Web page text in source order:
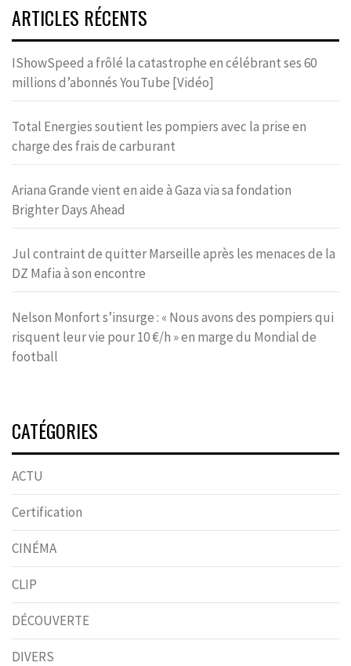
ARTICLES RÉCENTS
IShowSpeed a frôlé la catastrophe en célébrant ses 60
millions d’abonnés YouTube [Vidéo]
Total Energies soutient les pompiers avec la prise en
charge des frais de carburant
Ariana Grande vient en aide à Gaza via sa fondation
Brighter Days Ahead
Jul contraint de quitter Marseille après les menaces de la
DZ Mafia à son encontre
Nelson Monfort s’insurge : « Nous avons des pompiers qui
risquent leur vie pour 10 €/h » en marge du Mondial de
football
CATÉGORIES
ACTU
Certification
CINÉMA
CLIP
DÉCOUVERTE
DIVERS